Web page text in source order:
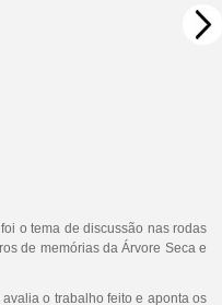
o tema de discussão nas rodas
de memórias da Árvore Seca e
o trabalho feito e aponta os